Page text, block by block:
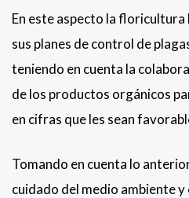
En este aspecto la
sus planes de control de
teniendo en cuenta la
de los productos orgánicos
en cifras que les sean
Tomando en cuenta lo
cuidado del medio ambiente